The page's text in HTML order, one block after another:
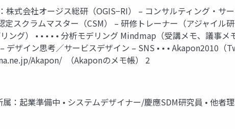
式会社オージス総研（OGIS−RI） – コンサルティング・サ
スクラムマスター（CSM） – 研修トレーナー（アジャイ
ング） • • • • • 分析モデリング Mindmap（受講メモ、議事
ザイン思考／サービスデザイン – SNS • • • Akapon2010（
Akapon/ （Akaponのメモ帳） 2
起業準備中 • システムデザイナー/慶應SDM研究員 • 他者